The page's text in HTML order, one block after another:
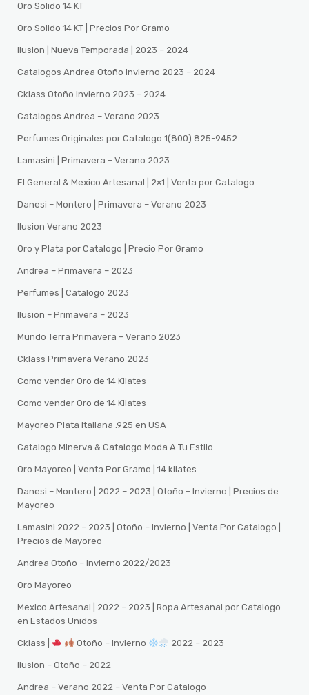
Oro Solido 14 KT
Oro Solido 14 KT | Precios Por Gramo
Ilusion | Nueva Temporada | 2023 – 2024
Catalogos Andrea Otoño Invierno 2023 – 2024
Cklass Otoño Invierno 2023 – 2024
Catalogos Andrea – Verano 2023
Perfumes Originales por Catalogo 1(800) 825-9452
Lamasini | Primavera – Verano 2023
El General & Mexico Artesanal | 2×1 | Venta por Catalogo
Danesi – Montero | Primavera – Verano 2023
Ilusion Verano 2023
Oro y Plata por Catalogo | Precio Por Gramo
Andrea – Primavera – 2023
Perfumes | Catalogo 2023
Ilusion – Primavera – 2023
Mundo Terra Primavera – Verano 2023
Cklass Primavera Verano 2023
Como vender Oro de 14 Kilates
Como vender Oro de 14 Kilates
Mayoreo Plata Italiana .925 en USA
Catalogo Minerva & Catalogo Moda A Tu Estilo
Oro Mayoreo | Venta Por Gramo | 14 kilates
Danesi – Montero | 2022 – 2023 | Otoño – Invierno | Precios de
Mayoreo
Lamasini 2022 – 2023 | Otoño – Invierno | Venta Por Catalogo |
Precios de Mayoreo
Andrea Otoño – Invierno 2022/2023
Oro Mayoreo
Mexico Artesanal | 2022 – 2023 | Ropa Artesanal por Catalogo
en Estados Unidos
Cklass | Otoño – Invierno 2022 – 2023
Ilusion – Otoño – 2022
Andrea – Verano 2022 – Venta Por Catalogo